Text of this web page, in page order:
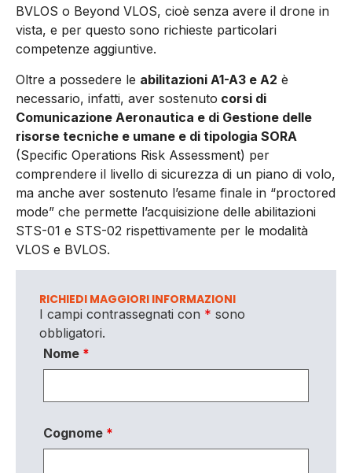
BVLOS o Beyond VLOS, cioè senza avere il drone in
vista, e per questo sono richieste particolari
competenze aggiuntive.
Oltre a possedere le abilitazioni A1-A3 e A2 è
necessario, infatti, aver sostenuto corsi di
Comunicazione Aeronautica e di Gestione delle
risorse tecniche e umane e di tipologia SORA
(Specific Operations Risk Assessment) per
comprendere il livello di sicurezza di un piano di volo,
ma anche aver sostenuto l’esame finale in “proctored
mode” che permette l’acquisizione delle abilitazioni
STS-01 e STS-02 rispettivamente per le modalità
VLOS e BVLOS.
RICHIEDI MAGGIORI INFORMAZIONI
I campi contrassegnati con * sono
obbligatori.
Nome *
Cognome *